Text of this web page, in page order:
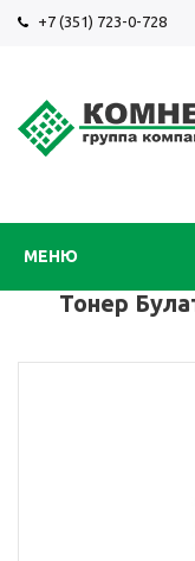
+7 (351) 723-0-728
МЕНЮ
Тонер